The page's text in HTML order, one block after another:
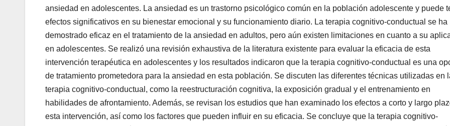
ansiedad en adolescentes. La ansiedad es un trastorno psicológico común en la población adolescente y puede
efectos significativos en su bienestar emocional y su funcionamiento diario. La terapia cognitivo-conductual se ha
demostrado eficaz en el tratamiento de la ansiedad en adultos, pero aún existen limitaciones en cuanto a su
en adolescentes. Se realizó una revisión exhaustiva de la literatura existente para evaluar la eficacia de esta
intervención terapéutica en adolescentes y los resultados indicaron que la terapia cognitivo-conductual es una
de tratamiento prometedora para la ansiedad en esta población. Se discuten las diferentes técnicas utilizadas en
terapia cognitivo-conductual, como la reestructuración cognitiva, la exposición gradual y el entrenamiento en
habilidades de afrontamiento. Además, se revisan los estudios que han examinado los efectos a corto y largo
esta intervención, así como los factores que pueden influir en su eficacia. Se concluye que la terapia cognitivo-